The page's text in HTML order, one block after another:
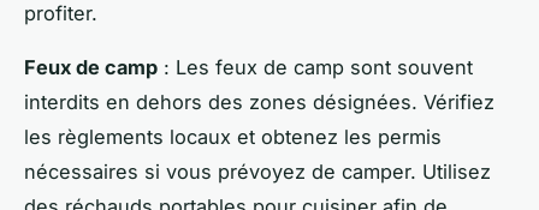
profiter.
Feux de camp : Les feux de camp sont souvent
interdits en dehors des zones désignées. Vérifiez
les règlements locaux et obtenez les permis
nécessaires si vous prévoyez de camper. Utilisez